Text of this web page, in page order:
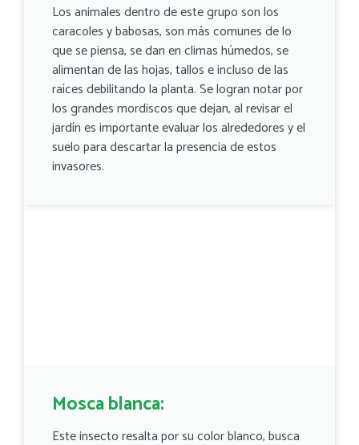
Los animales dentro de este grupo son los
caracoles y babosas, son más comunes de lo
que se piensa, se dan en climas húmedos, se
alimentan de las hojas, tallos e incluso de las
raíces debilitando la planta. Se logran notar por
los grandes mordiscos que dejan, al revisar el
jardín es importante evaluar los alrededores y el
suelo para descartar la presencia de estos
invasores.
Mosca blanca:
Este insecto resalta por su color blanco, busca